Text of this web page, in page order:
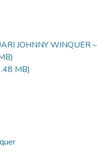
JOHNNY WINQUER –
MB)